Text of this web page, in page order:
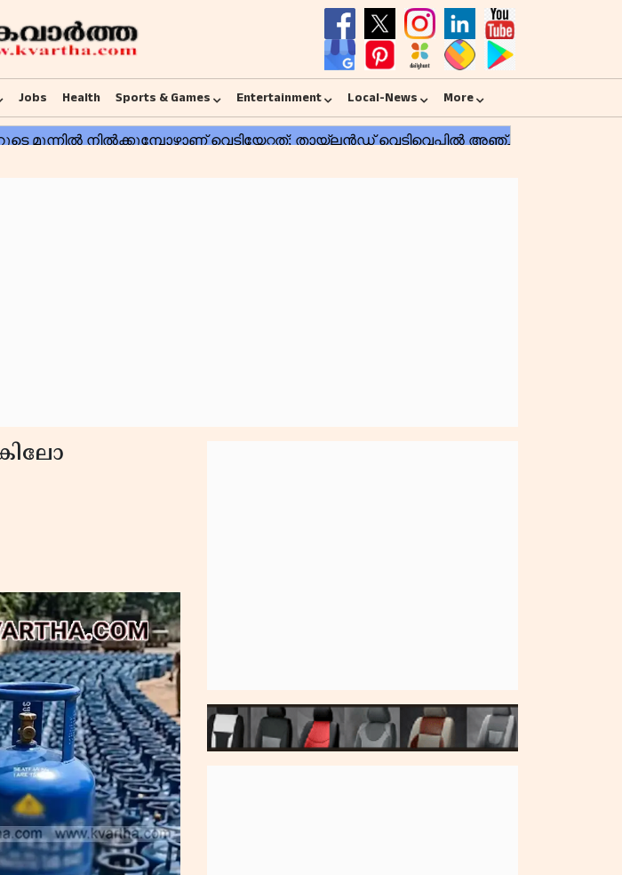
Jobs Health Sports & Games Entertainment Local-News More